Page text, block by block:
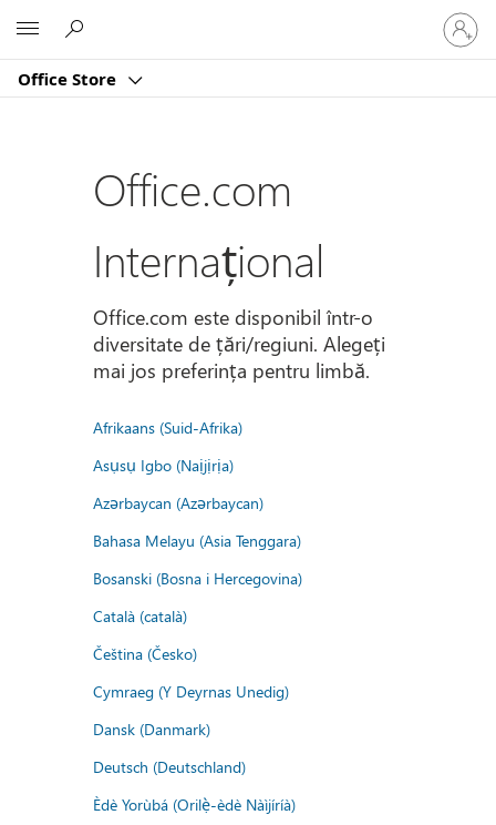
Office Store
vă
la
dvs.
Office.com
Internațional
Office.com este disponibil într-o
diversitate de țări/regiuni. Alegeți
mai jos preferința pentru limbă.
Afrikaans (Suid-Afrika)
Asụsụ Igbo (Naịjịrịa)
Azərbaycan (Azərbaycan)
Bahasa Melayu (Asia Tenggara)
Bosanski (Bosna i Hercegovina)
Català (català)
Čeština (Česko)
Cymraeg (Y Deyrnas Unedig)
Dansk (Danmark)
Deutsch (Deutschland)
Èdè Yorùbá (Orilẹ̀-èdè Nàìjíríà)